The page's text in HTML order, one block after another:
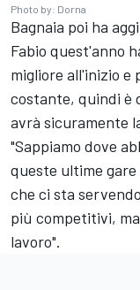
Photo by: Dorna
Bagnaia poi ha
Fabio quest'anno
migliore all'inizio e
costante, quindi è
avrà sicuramente
"Sappiamo dove
queste ultime
che ci sta
più competitivi,
lavoro".